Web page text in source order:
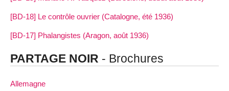
[BD-18] Le contrôle ouvrier (Catalogne, été 1936)
[BD-17] Phalangistes (Aragon, août 1936)
PARTAGE NOIR - Brochures
Allemagne